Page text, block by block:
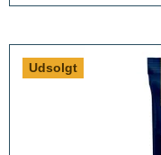
Udsolgt